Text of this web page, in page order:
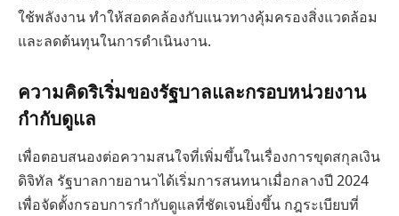
ใช้พลังงาน ทำให้สอดคล้องกับแนวทางคุ้มครองสิ่งแวดล้อม
และลดต้นทุนในการดำเนินงาน.
ความคิดริเริ่มของรัฐบาลและกรอบหน่วยงาน
กำกับดูแล
เพื่อตอบสนองต่อความสนใจที่เพิ่มขึ้นในเรื่องการขุดสกุลเงิน
ดิจิทัล รัฐบาลกายอานาได้เริ่มการสนทนาเมื่อกลางปี 2024
เพื่อจัดตั้งกรอบการกำกับดูแลที่ชัดเจนยิ่งขึ้น กฎระเบียบที่